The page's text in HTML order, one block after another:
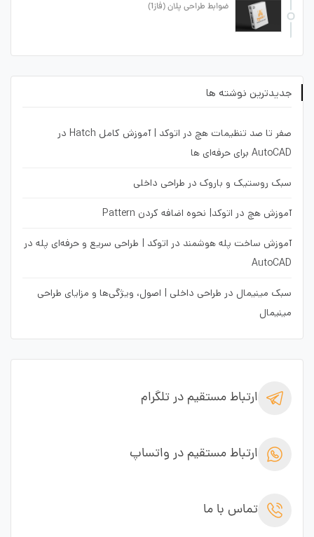
ضوابط طراحی پلان (فاز1)
جدیدترین نوشته ها
صفر تا صد تنظیمات هچ در اتوکد | آموزش کامل Hatch در
AutoCAD برای حرفه‌ای ها
سبک روستیک و باروک در طراحی داخلی
آموزش هچ در اتوکد| نحوه اضافه کردن Pattern
آموزش ساخت پله هوشمند در اتوکد | طراحی سریع و حرفه‌ای پله در
AutoCAD
سبک مینیمال در طراحی داخلی | اصول، ویژگی‌ها و مزایای طراحی
مینیمال
ارتباط مستقیم در تلگرام
ارتباط مستقیم در واتساپ
تماس با ما